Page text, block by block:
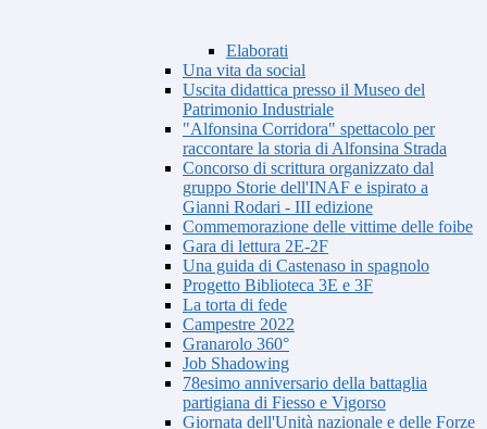
Elaborati
Una vita da social
Uscita didattica presso il Museo del
Patrimonio Industriale
"Alfonsina Corridora" spettacolo per
raccontare la storia di Alfonsina Strada
Concorso di scrittura organizzato dal
gruppo Storie dell'INAF e ispirato a
Gianni Rodari - III edizione
Commemorazione delle vittime delle foibe
Gara di lettura 2E-2F
Una guida di Castenaso in spagnolo
Progetto Biblioteca 3E e 3F
La torta di fede
Campestre 2022
Granarolo 360°
Job Shadowing
78esimo anniversario della battaglia
partigiana di Fiesso e Vigorso
Giornata dell'Unità nazionale e delle Forze